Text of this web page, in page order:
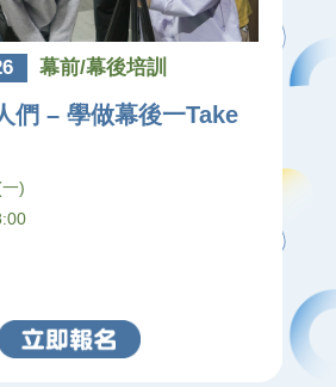
幕前/幕後培訓
們 – 學做幕後一Take
)